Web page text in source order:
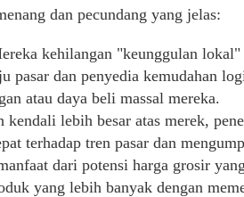
dan pecundang yang jelas:
kehilangan "keunggulan lokal"
pasar dan penyedia kemudahan
atau daya beli massal mereka.
kendali lebih besar atas merek,
terhadap tren pasar dan
dari potensi harga grosir
yang lebih banyak dengan